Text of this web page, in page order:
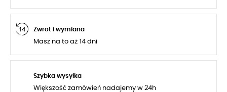
Zwrot i wymiana
Masz na to aż 14 dni
Szybka wysyłka
Większość zamówień nadajemy w 24h